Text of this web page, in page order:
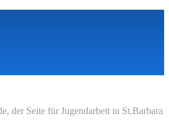
der Seite für Jugendarbeit in St.Barbara